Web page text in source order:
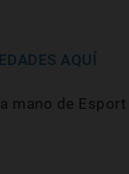
AQUÍ
mano de Esport